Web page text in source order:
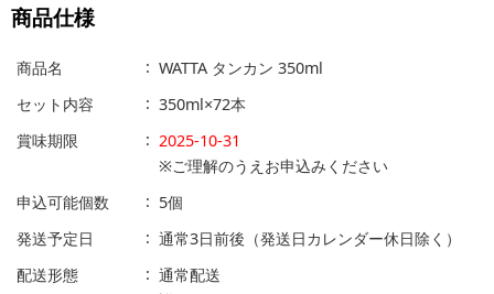
商品仕様
商品名
WATTA タンカン 350ml
セット内容
350ml×72本
賞味期限
2025-10-31
※ご理解のうえお申込みください
申込可能個数
5個
発送予定日
通常3日前後（発送日カレンダー休日除く）
配送形態
通常配送